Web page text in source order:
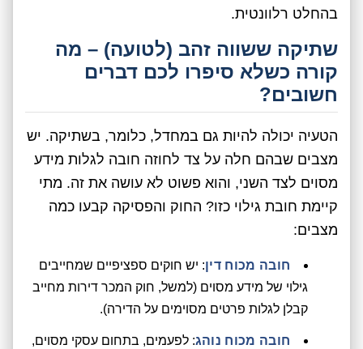
בהחלט רלוונטית.
שתיקה ששווה זהב (לטועה) – מה
קורה כשלא סיפרו לכם דברים
חשובים?
הטעיה יכולה להיות גם במחדל, כלומר, בשתיקה. יש
מצבים שבהם חלה על צד לחוזה חובה לגלות מידע
מסוים לצד השני, והוא פשוט לא עושה את זה. מתי
קיימת חובת גילוי כזו? החוק והפסיקה קבעו כמה
מצבים:
חובה מכוח דין: יש חוקים ספציפיים שמחייבים
גילוי של מידע מסוים (למשל, חוק המכר דירות מחייב
קבלן לגלות פרטים מסוימים על הדירה).
חובה מכוח נוהג: לפעמים, בתחום עסקי מסוים,